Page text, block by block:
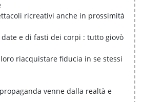
ricreativi anche in prossimità
e di fasti dei corpi : tutto giovò
riacquistare fiducia in se stessi
venne dalla realtà e